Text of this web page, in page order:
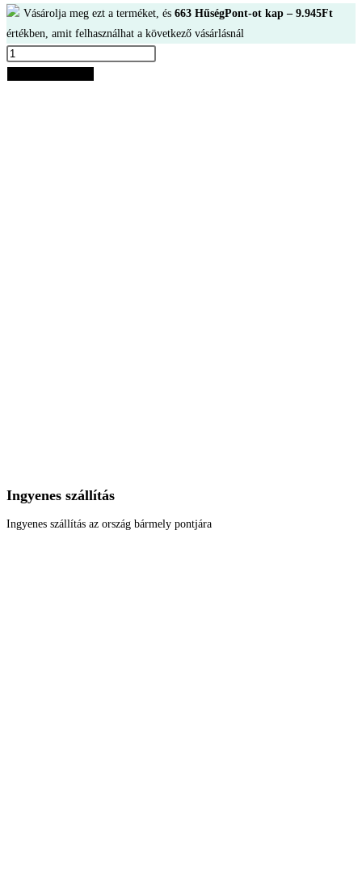
Vásárolja meg ezt a terméket, és 663 HűségPont-ot kap – 9.945Ft
értékben, amit felhasználhat a következő vásárlásnál
Tissot
Ingyenes szállítás
Ingyenes szállítás az ország bármely pontjára